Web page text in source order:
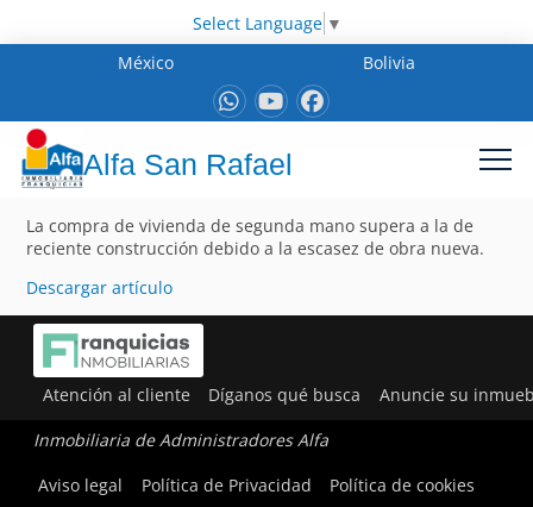
Select Language ▼
México
Bolivia
Alfa San Rafael
La compra de vivienda de segunda mano supera a la de
reciente construcción debido a la escasez de obra nueva.
Descargar artículo
Atención al cliente Díganos qué busca Anuncie su
Inmobiliaria de Administradores Alfa
Aviso legal
Política de Privacidad Política de cookies